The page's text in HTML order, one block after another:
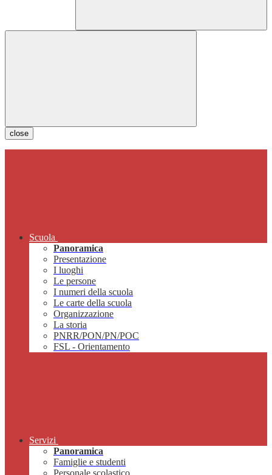
close
Scuola
Panoramica
Presentazione
I luoghi
Le persone
I numeri della scuola
Le carte della scuola
Organizzazione
La storia
PNRR/PON/PN/POC
FSL - Orientamento
Servizi
Panoramica
Famiglie e studenti